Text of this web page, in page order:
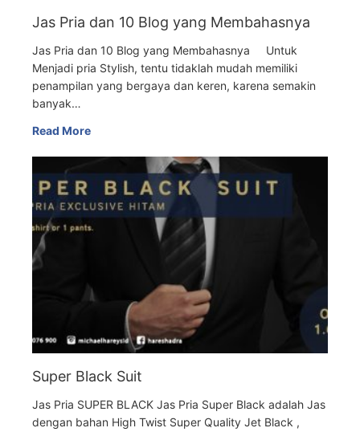
Jas Pria dan 10 Blog yang Membahasnya
Jas Pria dan 10 Blog yang Membahasnya Untuk
Menjadi pria Stylish, tentu tidaklah mudah memiliki
penampilan yang bergaya dan keren, karena semakin
banyak…
Read More
Super Black Suit
Jas Pria SUPER BLACK Jas Pria Super Black adalah Jas
dengan bahan High Twist Super Quality Jet Black ,